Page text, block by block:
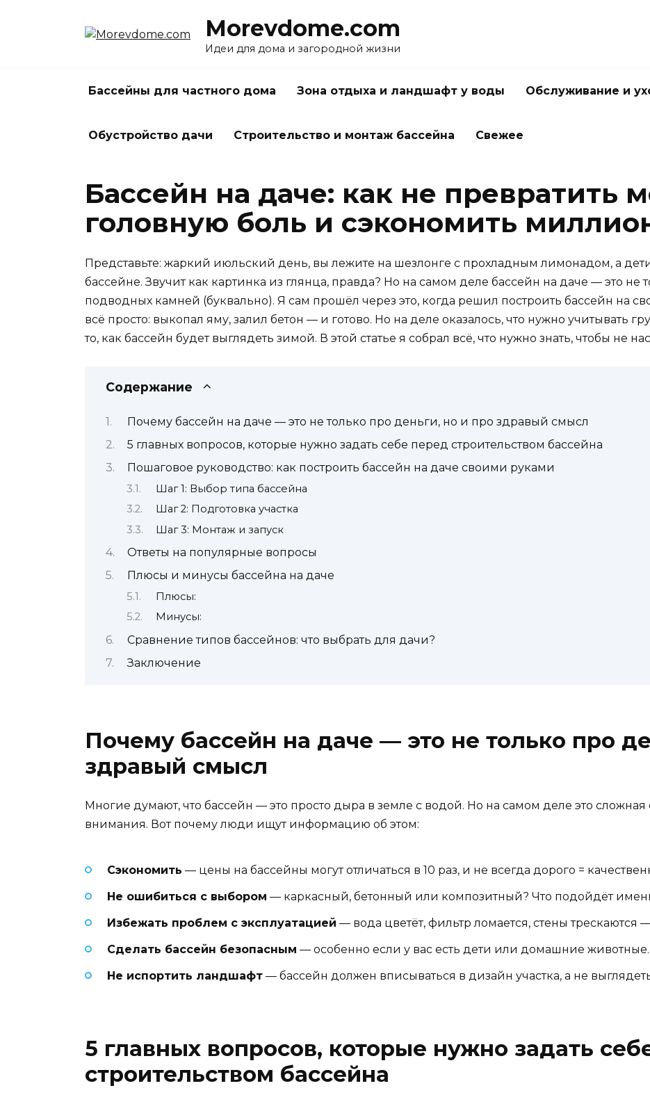
Morevdome.com
Идеи для дома и загородной жизни
Бассейны для частного дома Зона отдыха и ландшафт у воды Обслуживание и
Обустройство дачи Строительство и монтаж бассейна Свежее
Бассейн на даче: как не превратить
головную боль и сэкономить
Представьте: жаркий июльский день, вы лежите на шезлонге с прохладным лимонадом, а
бассейне. Звучит как картинка из глянца, правда? Но на самом деле бассейн на даче — это не
подводных камней (буквально). Я сам прошёл через это, когда решил построить бассейн на
всё просто: выкопал яму, залил бетон — и готово. Но на деле оказалось, что нужно учитывать
то, как бассейн будет выглядеть зимой. В этой статье я собрал всё, что нужно знать, чтобы не
Содержание
Почему бассейн на даче — это не только про деньги, но и про здравый смысл
5 главных вопросов, которые нужно задать себе перед строительством бассейна
Пошаговое руководство: как построить бассейн на даче своими руками
Шаг 1: Выбор типа бассейна
Шаг 2: Подготовка участка
Шаг 3: Монтаж и запуск
Ответы на популярные вопросы
Плюсы и минусы бассейна на даче
Плюсы:
Минусы:
Сравнение типов бассейнов: что выбрать для дачи?
Заключение
Почему бассейн на даче — это не только про
здравый смысл
Многие думают, что бассейн — это просто дыра в земле с водой. Но на самом деле это сложная
внимания. Вот почему люди ищут информацию об этом:
Сэкономить — цены на бассейны могут отличаться в 10 раз, и не всегда дорого =
Не ошибиться с выбором — каркасный, бетонный или композитный? Что подойдёт
Избежать проблем с эксплуатацией — вода цветёт, фильтр ломается, стены трескаются
Сделать бассейн безопасным — особенно если у вас есть дети или домашние животные.
Не испортить ландшафт — бассейн должен вписываться в дизайн участка, а не
5 главных вопросов, которые нужно задать
строительством бассейна